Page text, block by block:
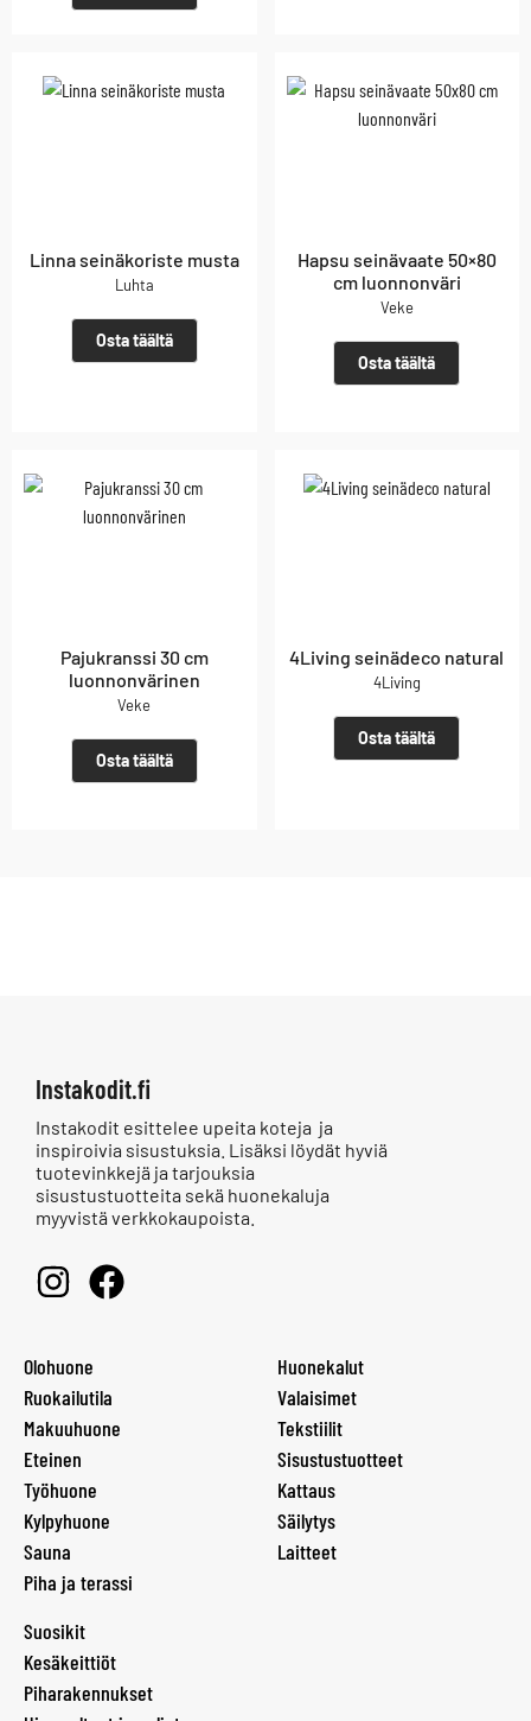
Linna seinäkoriste musta
Luhta
Osta täältä
Hapsu seinävaate 50×80
cm luonnonväri
Veke
Osta täältä
Pajukranssi 30 cm
luonnonvärinen
Veke
Osta täältä
4Living seinädeco natural
4Living
Osta täältä
Instakodit.fi
Instakodit esittelee upeita koteja ja
inspiroivia sisustuksia. Lisäksi löydät hyviä
tuotevinkkejä ja tarjouksia
sisustustuotteita sekä huonekaluja
myyvistä verkkokaupoista.
Olohuone
Ruokailutila
Makuuhuone
Eteinen
Työhuone
Kylpyhuone
Sauna
Piha ja terassi
Huonekalut
Valaisimet
Tekstiilit
Sisustustuotteet
Kattaus
Säilytys
Laitteet
Suosikit
Kesäkeittiöt
Piharakennukset